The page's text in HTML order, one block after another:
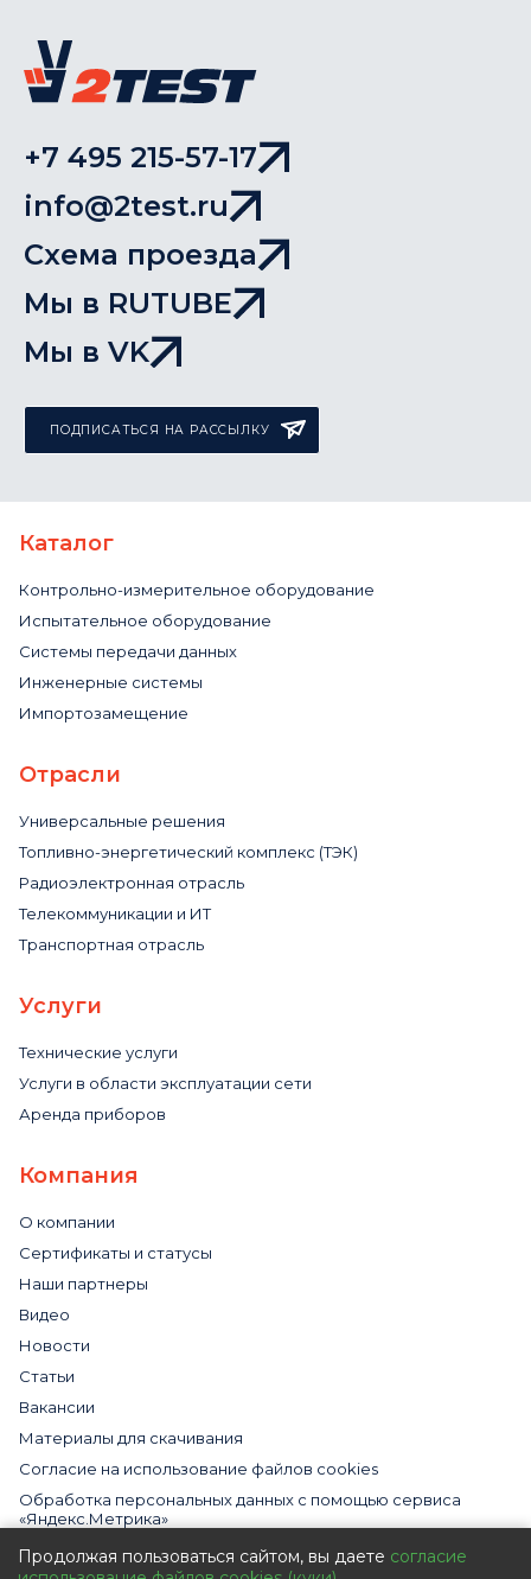
+7 495 215-57-17
info@2test.ru
Схема проезда
Мы в RUTUBE
Мы в VK
ПОДПИСАТЬСЯ НА РАССЫЛКУ
Каталог
Контрольно-измерительное оборудование
Испытательное оборудование
Системы передачи данных
Инженерные системы
Импортозамещение
Отрасли
Универсальные решения
Топливно-энергетический комплекс (ТЭК)
Радиоэлектронная отрасль
Телекоммуникации и ИТ
Транспортная отрасль
Услуги
Технические услуги
Услуги в области эксплуатации сети
Аренда приборов
Компания
О компании
Сертификаты и статусы
Наши партнеры
Видео
Новости
Статьи
Вакансии
Материалы для скачивания
Cогласие на использование файлов cookies
Обработка персональных данных с помощью сервиса
«Яндекс.Метрика»
Политика в отношении обработки персональных данных
Продолжая пользоваться сайтом, вы даете согласие